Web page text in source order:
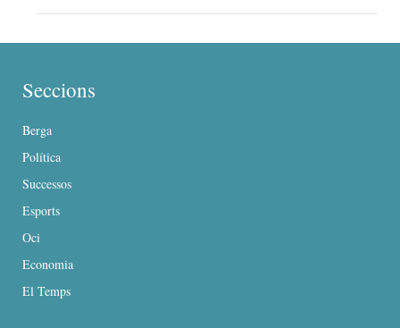
Seccions
Berga
Política
Successos
Esports
Oci
Economia
El Temps